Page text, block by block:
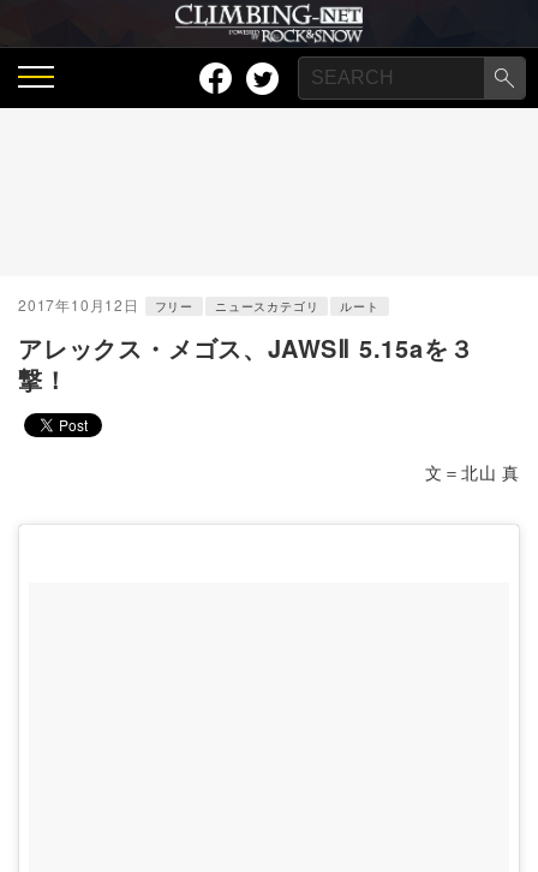
2017年10月12日 フリー ニュースカテゴリ ルート
アレックス・メゴス、JAWSⅡ 5.15aを３
撃！
文＝北山 真